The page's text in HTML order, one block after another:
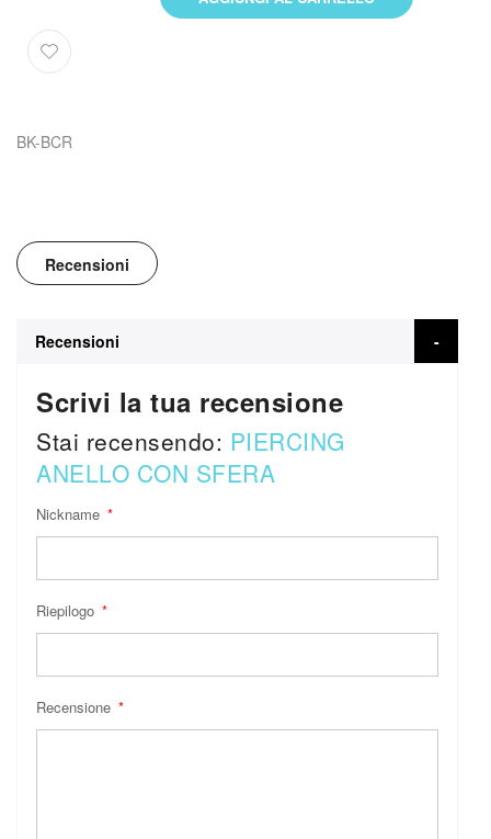
BK-BCR
Recensioni
Recensioni
Scrivi la tua recensione
Stai recensendo: PIERCING
ANELLO CON SFERA
Nickname
Riepilogo
Recensione